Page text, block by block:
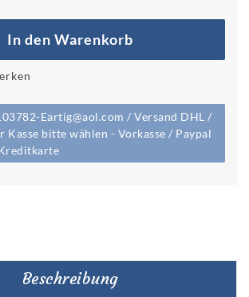
In den Warenkorb
Eartig@aol.com / Versand DHL /
Kasse bitte wählen - Vorkasse / Paypal
Beschreibung